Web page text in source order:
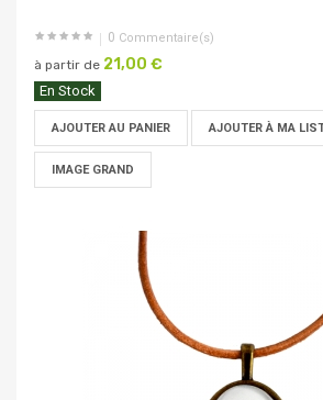
0 Commentaire(s)
à partir de 21,00 €
En Stock
AJOUTER AU PANIER AJOUTER À MA
IMAGE GRAND